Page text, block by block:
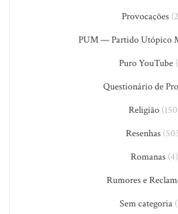
Provocações
PUM — Partido Utópico
Puro YouTube
Questionário de
Religião
Resenhas
Romanas(4)
Rumores e
Sem categoria